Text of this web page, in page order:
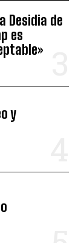
Desidia de
es
y